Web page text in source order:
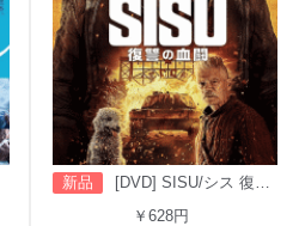
新品
[DVD] SISU/シス 復讐の血闘（吹替版）
￥628円